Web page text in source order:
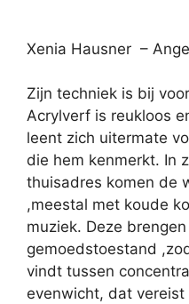
Xenia Hausner –
Zijn techniek is bij
Acrylverf is reukloos
leent zich uitermate
die hem kenmerkt. In
thuisadres komen de
,meestal met koude
muziek. Deze
gemoedstoestand
vindt tussen
evenwicht, dat